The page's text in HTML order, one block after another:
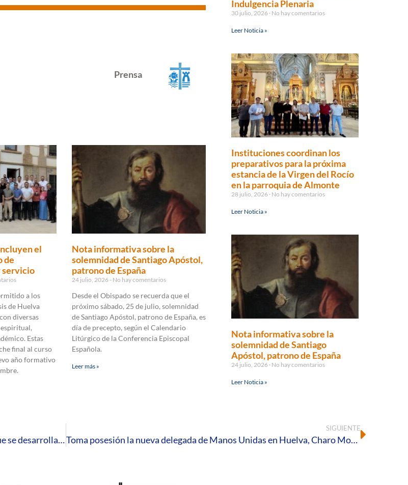
Prensa
el
de
servicio
a los
de Huelva
diversas
Estas
final al curso
año formativo
Nota informativa sobre la
solemnidad de Santiago Apóstol,
patrono de España
24 julio, 2026 No hay comentarios
Desde el Obispado se recuerda que el
próximo sábado, 25 de julio, solemnidad
de Santiago Apóstol, patrono de España, es
día de precepto, según el Calendario
Litúrgico de la Conferencia Episcopal
Española.
Leer más »
Indulgencia Plenaria
30 julio, 2026 No hay comentarios
Leer Noticia »
Instituciones coordinan los
preparativos para la próxima
estancia de la Virgen del Rocío
en la parroquia de Almonte
28 julio, 2026 No hay comentarios
Leer Noticia »
Nota informativa sobre la
solemnidad de Santiago
Apóstol, patrono de España
24 julio, 2026 No hay comentarios
Leer Noticia »
La diócesis acude al encuentro de Pastoral Universitaria que se desarrolla en Ávila
SIGUIENTE
Toma posesión la nueva delegada de Manos Unidas en Huelva, Charo Montero